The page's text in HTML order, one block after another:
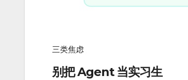
三类焦虑
别把 Agent 当实习生